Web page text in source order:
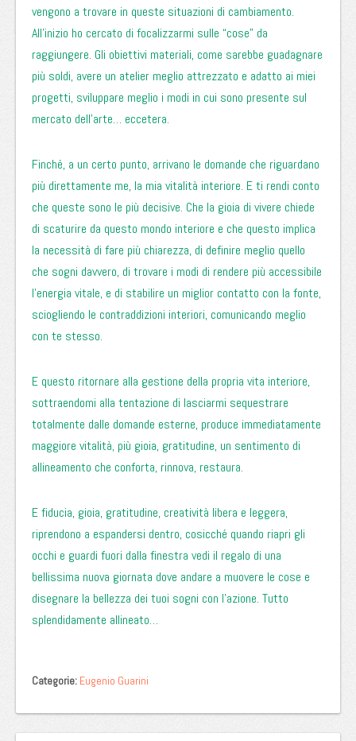
vengono a trovare in queste situazioni di cambiamento.
All’inizio ho cercato di focalizzarmi sulle “cose” da
raggiungere. Gli obiettivi materiali, come sarebbe guadagnare
più soldi, avere un atelier meglio attrezzato e adatto ai miei
progetti, sviluppare meglio i modi in cui sono presente sul
mercato dell’arte… eccetera.
Finché, a un certo punto, arrivano le domande che riguardano
più direttamente me, la mia vitalità interiore. E ti rendi conto
che queste sono le più decisive. Che la gioia di vivere chiede
di scaturire da questo mondo interiore e che questo implica
la necessità di fare più chiarezza, di definire meglio quello
che sogni davvero, di trovare i modi di rendere più accessibile
l’energia vitale, e di stabilire un miglior contatto con la fonte,
sciogliendo le contraddizioni interiori, comunicando meglio
con te stesso.
E questo ritornare alla gestione della propria vita interiore,
sottraendomi alla tentazione di lasciarmi sequestrare
totalmente dalle domande esterne, produce immediatamente
maggiore vitalità, più gioia, gratitudine, un sentimento di
allineamento che conforta, rinnova, restaura.
E fiducia, gioia, gratitudine, creatività libera e leggera,
riprendono a espandersi dentro, cosicché quando riapri gli
occhi e guardi fuori dalla finestra vedi il regalo di una
bellissima nuova giornata dove andare a muovere le cose e
disegnare la bellezza dei tuoi sogni con l’azione. Tutto
splendidamente allineato…
Categorie: Eugenio Guarini